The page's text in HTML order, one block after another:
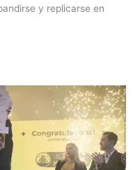
y replicarse en